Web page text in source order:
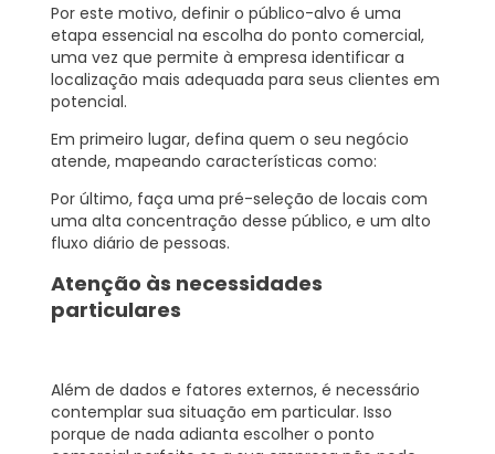
Por este motivo, definir o público-alvo é uma
etapa essencial na escolha do ponto comercial,
uma vez que permite à empresa identificar a
localização mais adequada para seus clientes em
potencial.
Em primeiro lugar, defina quem o seu negócio
atende, mapeando características como:
Por último, faça uma pré-seleção de locais com
uma alta concentração desse público, e um alto
fluxo diário de pessoas.
Atenção às necessidades
particulares
Além de dados e fatores externos, é necessário
contemplar sua situação em particular. Isso
porque de nada adianta escolher o ponto